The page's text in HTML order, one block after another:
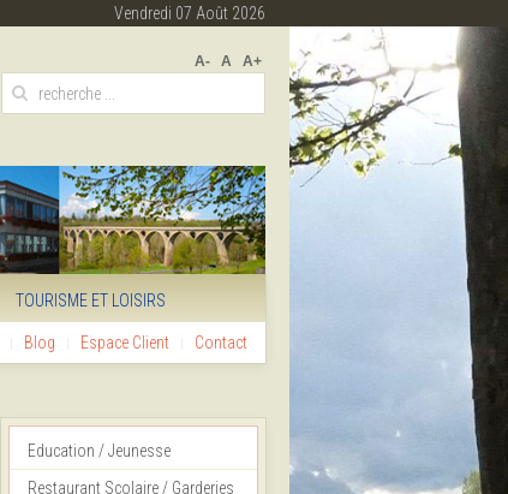
Vendredi 07 Août 2026
A- A A+
TOURISME ET LOISIRS
Blog Espace Client Contact
Education / Jeunesse
Restaurant Scolaire / Garderies